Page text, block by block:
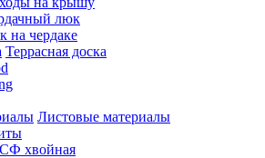
люк
на чердаке
Террасная доска
Листовые материалы
хвойная